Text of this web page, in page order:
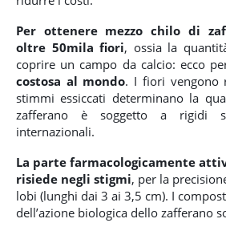
Per ottenere mezzo chilo di
oltre 50mila fiori, ossia la
coprire un campo da calcio: ecco
costosa al mondo. I fiori vengono
stimmi essiccati determinano la
zafferano è soggetto a rigidi
internazionali.
La parte farmacologicamente
risiede negli stigmi, per la
lobi (lunghi dai 3 ai 3,5 cm). I
dell’azione biologica dello zafferano